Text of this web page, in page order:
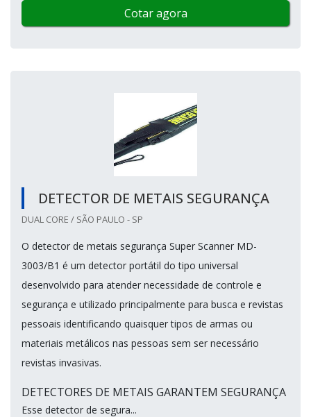
Cotar agora
DETECTOR DE METAIS SEGURANÇA
DUAL CORE / SÃO PAULO - SP
O detector de metais segurança Super Scanner MD-
3003/B1 é um detector portátil do tipo universal
desenvolvido para atender necessidade de controle e
segurança e utilizado principalmente para busca e revistas
pessoais identificando quaisquer tipos de armas ou
materiais metálicos nas pessoas sem ser necessário
revistas invasivas.
DETECTORES DE METAIS GARANTEM SEGURANÇA
Esse detector de segura...